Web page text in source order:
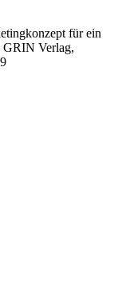
für ein
GRIN Verlag,